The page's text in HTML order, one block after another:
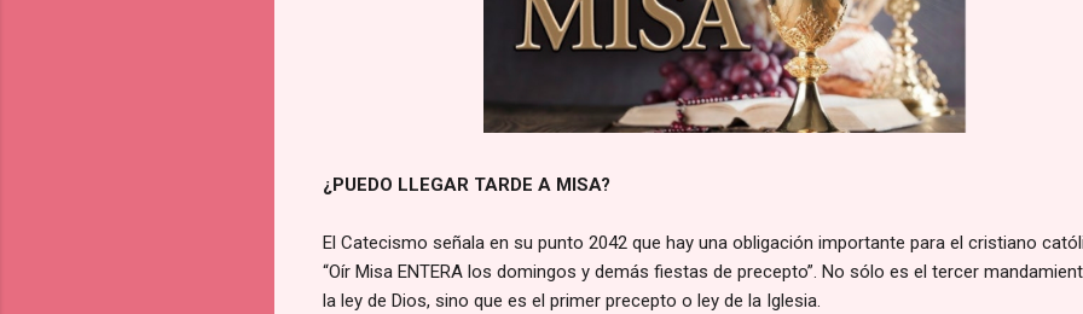
¿PUEDO LLEGAR TARDE A MISA?
El Catecismo señala en su punto 2042 que hay una obligación importante para el cristiano
“Oír Misa ENTERA los domingos y demás fiestas de precepto”. No sólo es el tercer
la ley de Dios, sino que es el primer precepto o ley de la Iglesia.